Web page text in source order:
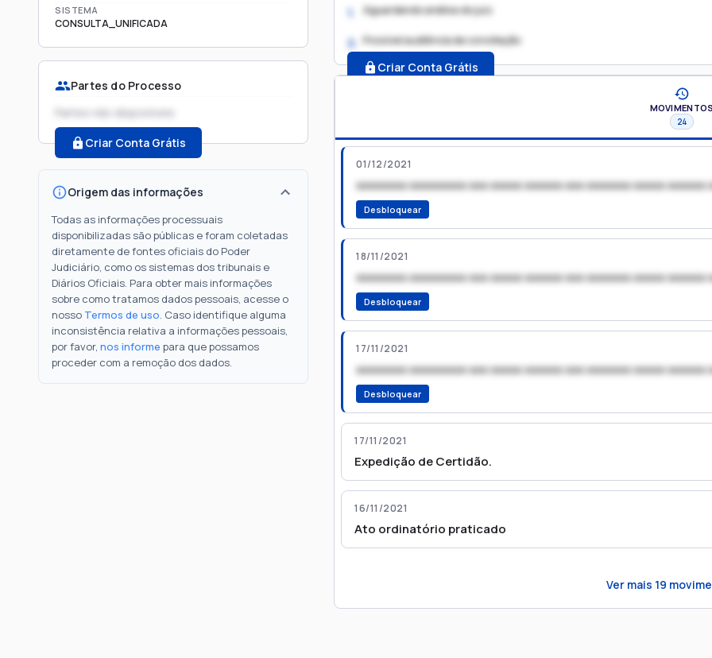
SISTEMA
CONSULTA_UNIFICADA
Partes do Processo
Partes não disponíveis
Criar Conta Grátis
Origem das informações
Todas as informações processuais
disponibilizadas são públicas e foram coletadas
diretamente de fontes oficiais do Poder
Judiciário, como os sistemas dos tribunais e
Diários Oficiais. Para obter mais informações
sobre como tratamos dados pessoais, acesse o
nosso Termos de uso. Caso identifique alguma
inconsistência relativa a informações pessoais,
por favor, nos informe para que possamos
proceder com a remoção dos dados.
1. Aguardando análise do juiz
2. Possível audiência de conciliação
Criar Conta Grátis
MOVIMENTOS
24
01/12/2021
xxxxxxxx xxxxxxxxx xxx xxxxx xxxxxx xxx xxxxxxx xxxxx xxxxxx
Desbloquear
18/11/2021
xxxxxxxx xxxxxxxxx xxx xxxxx xxxxxx xxx xxxxxxx xxxxx xxxxxx
Desbloquear
17/11/2021
xxxxxxxx xxxxxxxxx xxx xxxxx xxxxxx xxx xxxxxxx xxxxx xxxxxx
Desbloquear
17/11/2021
Expedição de Certidão.
16/11/2021
Ato ordinatório praticado
Ver mais 19